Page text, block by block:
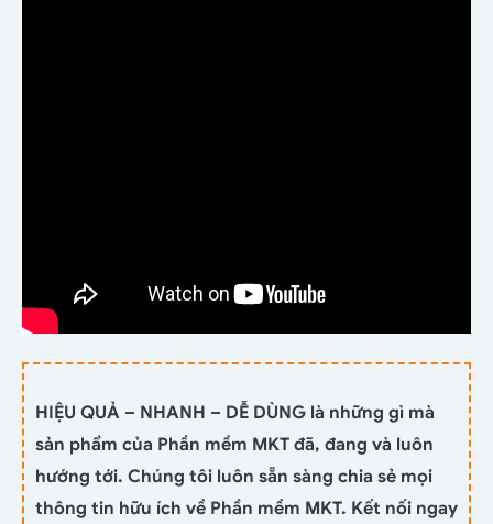
HIỆU QUẢ – NHANH – DỄ DÙNG là những gì mà
sản phẩm của Phần mềm MKT đã, đang và luôn
hướng tới. Chúng tôi luôn sẵn sàng chia sẻ mọi
thông tin hữu ích về Phần mềm MKT. Kết nối ngay